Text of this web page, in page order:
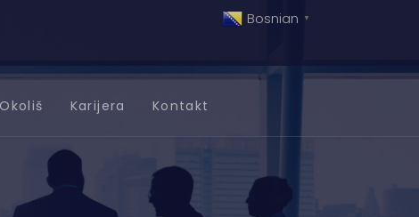
Bosnian ▼
Okoliš Karijera Kontakt